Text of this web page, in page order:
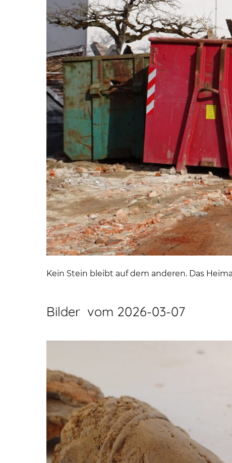
Kein Stein bleibt auf dem anderen. Das
Bilder vom 2026-03-07